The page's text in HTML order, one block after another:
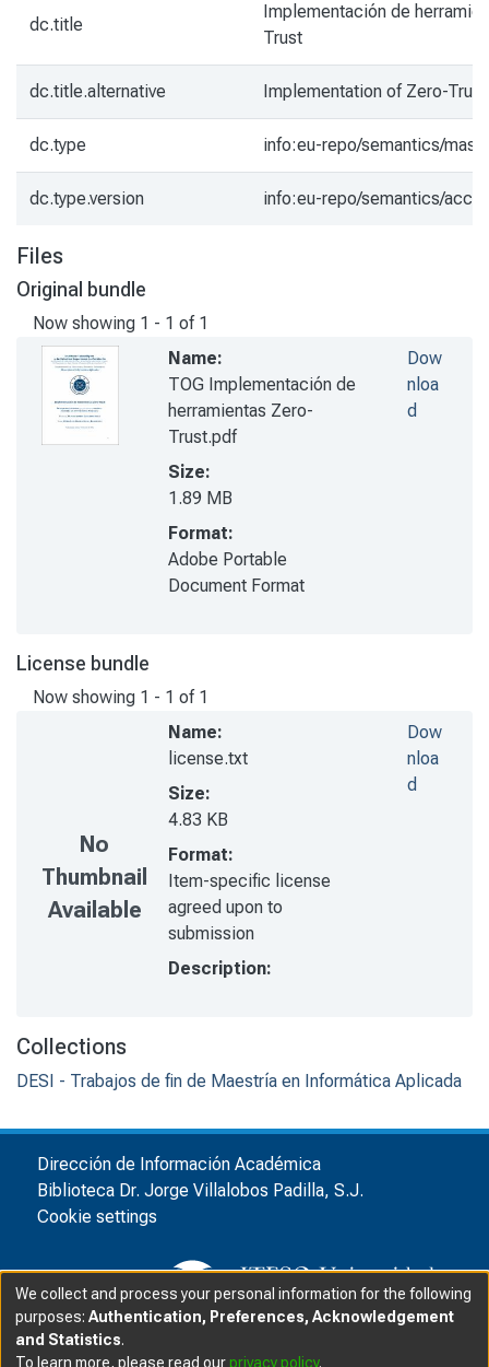
dc.title
Implementación de
Trust
dc.title.alternative Implementation of Zero-
dc.type info:eu-repo/semantics/
dc.type.version info:eu-repo/semantics/
Files
Original bundle
Now showing 1 - 1 of 1
Name:
TOG Implementación de
herramientas Zero-
Trust.pdf
Size:
1.89 MB
Format:
Adobe Portable
Document Format
Dow
nloa
d
License bundle
Now showing 1 - 1 of 1
No
Thumbnail
Available
Name:
license.txt
Size:
4.83 KB
Format:
Item-specific license
agreed upon to
submission
Description:
Dow
nloa
d
Collections
DESI - Trabajos de fin de Maestría en Informática Aplicada
Dirección de Información Académica
Biblioteca Dr. Jorge Villalobos Padilla, S.J.
Cookie settings
© ITESO, Universidad Jesuita de Guadalajara, 2025
We collect and process your personal information for the following
purposes: Authentication, Preferences, Acknowledgement
and Statistics.
To learn more, please read ourprivacy policy.